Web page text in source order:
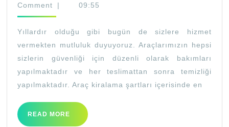
Comment
| 09:55
Yıllardır olduğu gibi bugün de sizlere hizmet
vermekten mutluluk duyuyoruz. Araçlarımızın hepsi
sizlerin güvenliği için düzenli olarak bakımları
yapılmaktadır ve her teslimattan sonra temizliği
yapılmaktadır. Araç kiralama şartları içerisinde en
READ MORE
READ
MORE